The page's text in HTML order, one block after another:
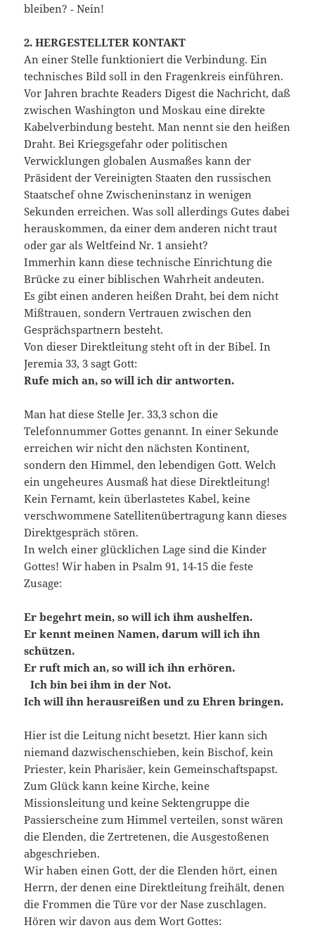
bleiben? ‑ Nein!
2. HERGESTELLTER KONTAKT
An einer Stelle funktioniert die Verbindung. Ein
technisches Bild soll in den Fragenkreis einführen.
Vor Jahren brachte Readers Digest die Nachricht, daß
zwischen Washington und Moskau eine direkte
Kabelverbindung besteht. Man nennt sie den heißen
Draht. Bei Kriegsgefahr oder politischen
Verwicklungen globalen Ausmaßes kann der
Präsident der Vereinigten Staaten den russischen
Staatschef ohne Zwischeninstanz in wenigen
Sekunden erreichen. Was soll allerdings Gutes dabei
herauskommen, da einer dem anderen nicht traut
oder gar als Weltfeind Nr. 1 ansieht?
Immerhin kann diese technische Einrichtung die
Brücke zu einer biblischen Wahrheit andeuten.
Es gibt einen anderen heißen Draht, bei dem nicht
Mißtrauen, sondern Vertrauen zwischen den
Gesprächspartnern besteht.
Von dieser Direktleitung steht oft in der Bibel. In
Jeremia 33, 3 sagt Gott:
Rufe mich an, so will ich dir antworten.
Man hat diese Stelle Jer. 33,3 schon die
Telefonnummer Gottes genannt. In einer Sekunde
erreichen wir nicht den nächsten Kontinent,
sondern den Himmel, den lebendigen Gott. Welch
ein ungeheures Ausmaß hat diese Direktleitung!
Kein Fernamt, kein überlastetes Kabel, keine
verschwommene Satellitenübertragung kann dieses
Direktgespräch stören.
In welch einer glücklichen Lage sind die Kinder
Gottes! Wir haben in Psalm 91, 14‑15 die feste
Zusage:
Er begehrt mein, so will ich ihm aushelfen.
Er kennt meinen Namen, darum will ich ihn
schützen.
Er ruft mich an, so will ich ihn erhören.
Ich bin bei ihm in der Not.
Ich will ihn herausreißen und zu Ehren bringen.
Hier ist die Leitung nicht besetzt. Hier kann sich
niemand dazwischenschieben, kein Bischof, kein
Priester, kein Pharisäer, kein Gemeinschaftspapst.
Zum Glück kann keine Kirche, keine
Missionsleitung und keine Sektengruppe die
Passierscheine zum Himmel verteilen, sonst wären
die Elenden, die Zertretenen, die Ausgestoßenen
abgeschrieben.
Wir haben einen Gott, der die Elenden hört, einen
Herrn, der denen eine Direktleitung freihält, denen
die Frommen die Türe vor der Nase zuschlagen.
Hören wir davon aus dem Wort Gottes: